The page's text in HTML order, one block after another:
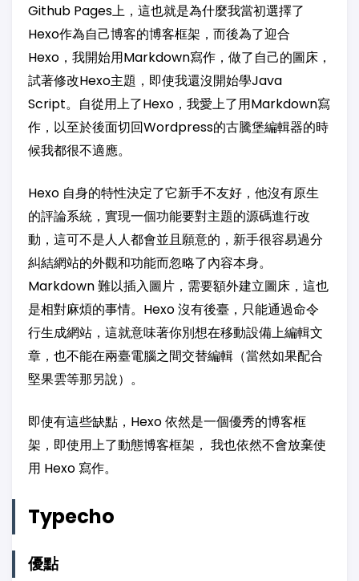
Github Pages上，這也就是為什麼我當初選擇了
Hexo作為自己博客的博客框架，而後為了迎合
Hexo，我開始用Markdown寫作，做了自己的圖床，
試著修改Hexo主題，即使我還沒開始學Java
Script。自從用上了Hexo，我愛上了用Markdown寫
作，以至於後面切回Wordpress的古騰堡編輯器的時
候我都很不適應。
Hexo 自身的特性決定了它新手不友好，他沒有原生
的評論系統，實現一個功能要對主題的源碼進行改
動，這可不是人人都會並且願意的，新手很容易過分
糾結網站的外觀和功能而忽略了內容本身。
Markdown 難以插入圖片，需要額外建立圖床，這也
是相對麻煩的事情。Hexo 沒有後臺，只能通過命令
行生成網站，這就意味著你別想在移動設備上編輯文
章，也不能在兩臺電腦之間交替編輯（當然如果配合
堅果雲等那另說）。
即使有這些缺點，Hexo 依然是一個優秀的博客框
架，即使用上了動態博客框架， 我也依然不會放棄使
用 Hexo 寫作。
Typecho
優點